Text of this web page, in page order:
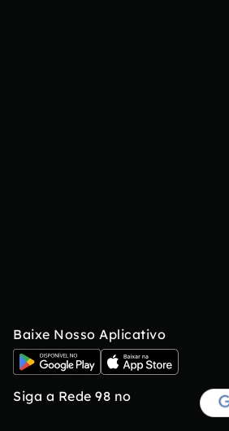
Baixe Nosso Aplicativo
Siga a Rede 98 no